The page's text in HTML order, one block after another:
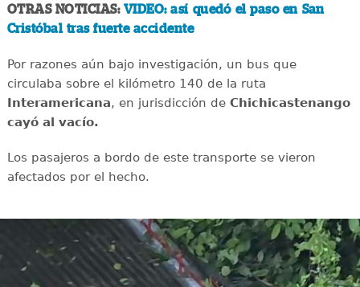
OTRAS NOTICIAS: VIDEO: así quedó el paso en San
Cristóbal tras fuerte accidente
Por razones aún bajo investigación, un bus que
circulaba sobre el kilómetro 140 de la ruta
Interamericana, en jurisdicción de Chichicastenango
cayó al vacío.
Los pasajeros a bordo de este transporte se vieron
afectados por el hecho.